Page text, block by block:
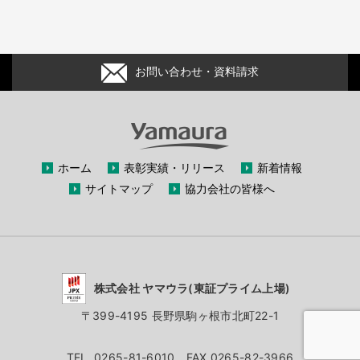
お問い合わせ・資料請求
ホーム 表彰実績・リリース
新着情報
サイトマップ
協力会社の皆様へ
株式会社 ヤマウラ(東証プライム上場)
〒399-4195 長野県駒ヶ根市北町22-1